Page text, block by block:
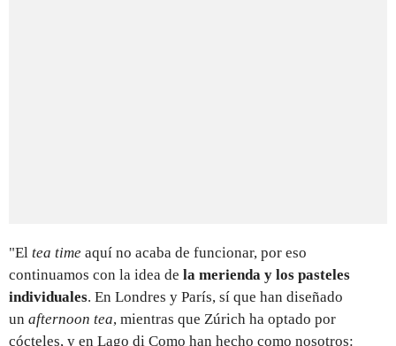
"El tea time aquí no acaba de funcionar, por eso
continuamos con la idea de la merienda y los pasteles
individuales. En Londres y París, sí que han diseñado
un afternoon tea, mientras que Zúrich ha optado por
cócteles, y en Lago di Como han hecho como nosotros: